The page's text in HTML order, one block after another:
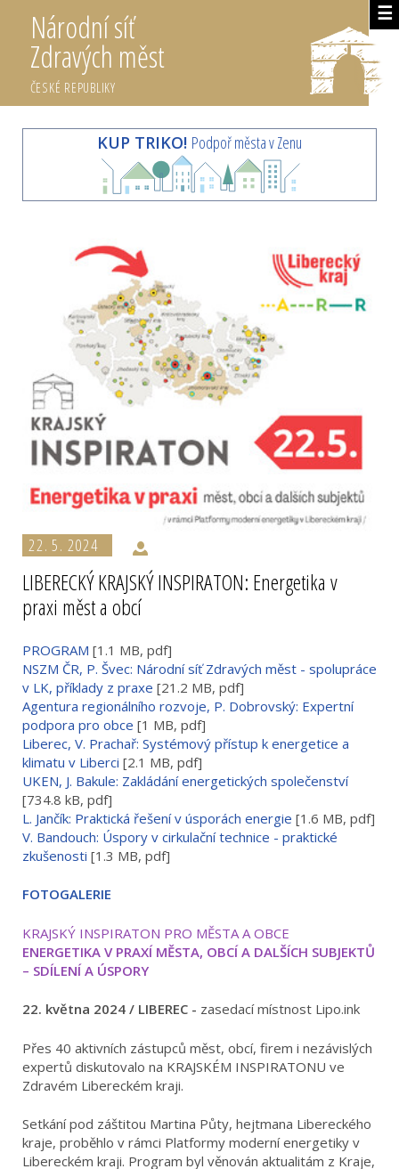
☰
Národní síť
Zdravých měst
ČESKÉ REPUBLIKY
KUP TRIKO! Podpoř města v Zenu
22. 5. 2024
LIBERECKÝ KRAJSKÝ INSPIRATON: Energetika v
praxi měst a obcí
PROGRAM [1.1 MB, pdf]
NSZM ČR, P. Švec: Národní síť Zdravých měst - spolupráce
v LK, příklady z praxe [21.2 MB, pdf]
Agentura regionálního rozvoje, P. Dobrovský: Expertní
podpora pro obce [1 MB, pdf]
Liberec, V. Prachař: Systémový přístup k energetice a
klimatu v Liberci [2.1 MB, pdf]
UKEN, J. Bakule: Zakládání energetických společenství
[734.8 kB, pdf]
L. Jančík: Praktická řešení v úsporách energie [1.6 MB, pdf]
V. Bandouch: Úspory v cirkulační technice - praktické
zkušenosti [1.3 MB, pdf]
FOTOGALERIE
KRAJSKÝ INSPIRATON PRO MĚSTA A OBCE
ENERGETIKA V PRAXÍ MĚSTA, OBCÍ A DALŠÍCH SUBJEKTŮ
– SDÍLENÍ A ÚSPORY
22. května 2024 / LIBEREC - zasedací místnost Lipo.ink
Přes 40 aktivních zástupců měst, obcí, firem i nezávislých
expertů diskutovalo na KRAJSKÉM INSPIRATONU ve
Zdravém Libereckém kraji.
Setkání pod záštitou Martina Půty, hejtmana Libereckého
kraje, proběhlo v rámci Platformy moderní energetiky v
Libereckém kraji. Program byl věnován aktualitám z Kraje,